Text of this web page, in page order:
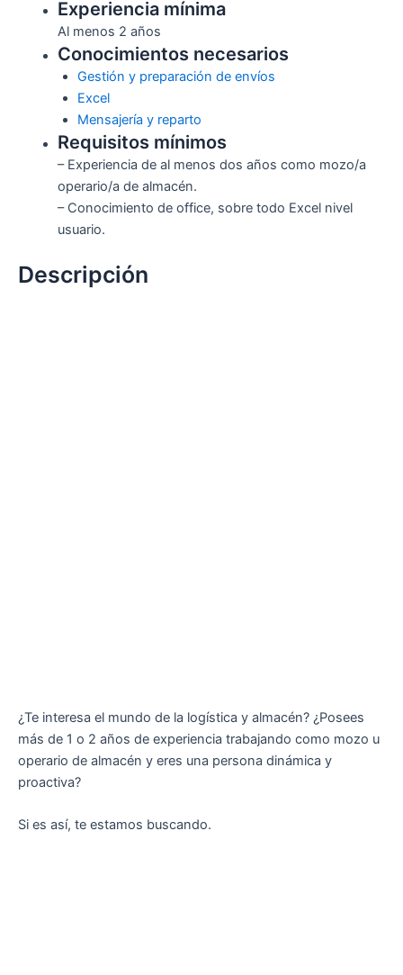
Experiencia mínima
Al menos 2 años
Conocimientos necesarios
Gestión y preparación de envíos
Excel
Mensajería y reparto
Requisitos mínimos
– Experiencia de al menos dos años como mozo/a
operario/a de almacén.
– Conocimiento de office, sobre todo Excel nivel
usuario.
Descripción
¿Te interesa el mundo de la logística y almacén? ¿Posees
más de 1 o 2 años de experiencia trabajando como mozo u
operario de almacén y eres una persona dinámica y
proactiva?
Si es así, te estamos buscando.